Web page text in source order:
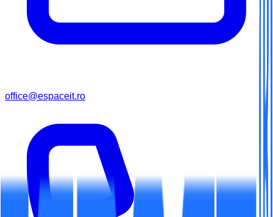
office@espaceit.ro